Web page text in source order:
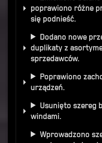
poprawiono różne
się podnieść.
Dodano nowe
duplikaty z
sprzedawców.
Poprawiono
urządzeń.
Usunięto szereg
windami.
Wprowadzono